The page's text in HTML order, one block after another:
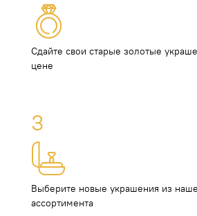
Сдайте свои старые золотые
цене
3
Выберите новые украшения из
ассортимента